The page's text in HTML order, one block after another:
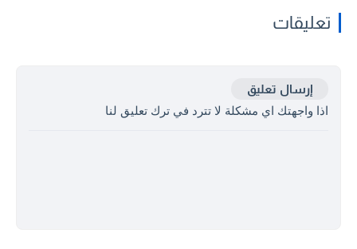
تعليقات
إرسال تعليق
اذا واجهتك اي مشكلة لا تترد في ترك تعليق لنا